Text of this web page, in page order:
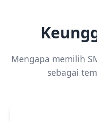
Mengapa memilih
sebagai